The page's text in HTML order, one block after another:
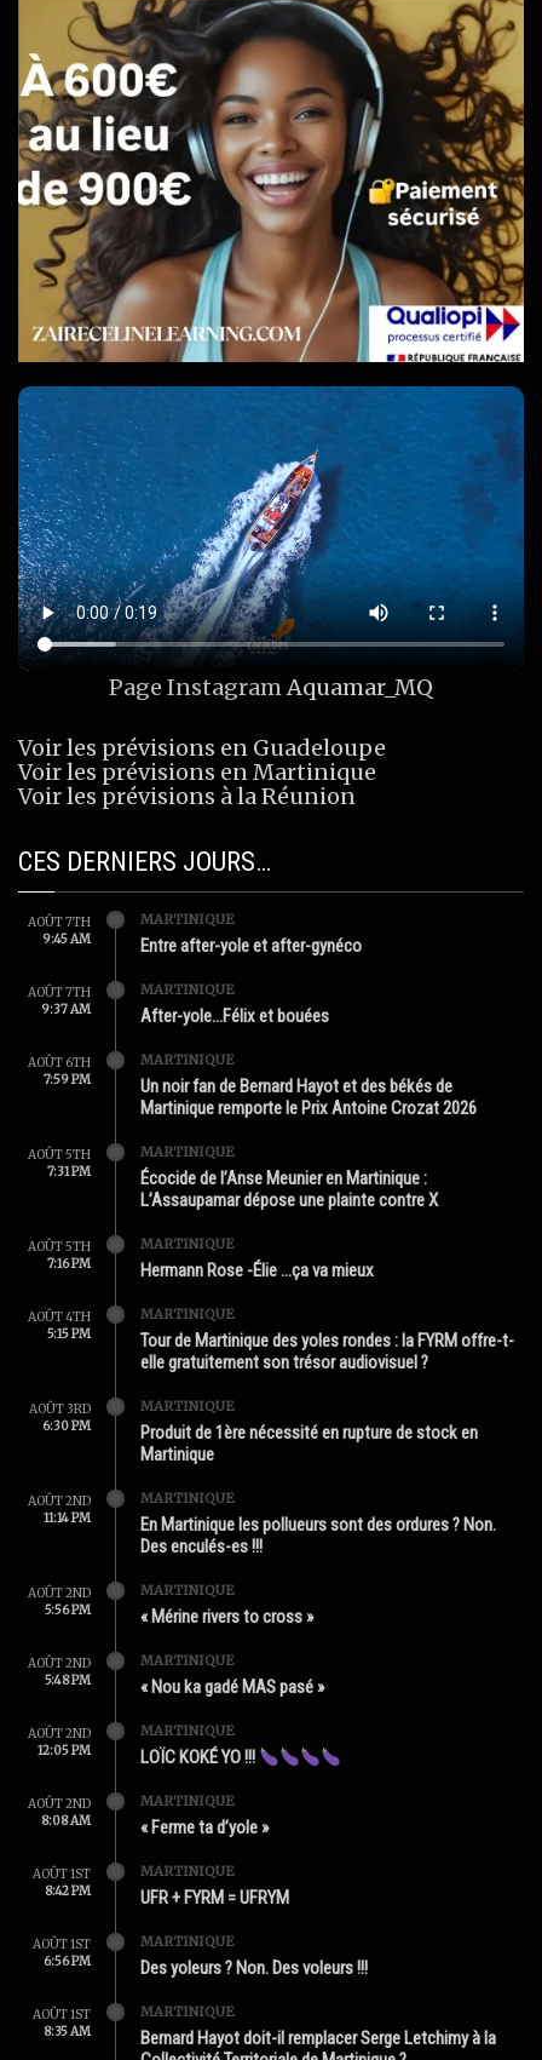
Page InstagramAquamar_MQ
Voir les prévisions en Guadeloupe
Voir les prévisions en Martinique
Voir les prévisions à la Réunion
CES DERNIERS JOURS…
AOÛT 7TH
9:45 AM
MARTINIQUE
Entre after-yole et after-gynéco
AOÛT 7TH
9:37 AM
MARTINIQUE
After-yole…Félix et bouées
AOÛT 6TH
7:59 PM
MARTINIQUE
Un noir fan de Bernard Hayot et des békés de
Martinique remporte le Prix Antoine Crozat 2026
AOÛT 5TH
7:31 PM
MARTINIQUE
Écocide de l’Anse Meunier en Martinique :
L’Assaupamar dépose une plainte contre X
AOÛT 5TH
7:16 PM
MARTINIQUE
Hermann Rose -Élie …ça va mieux
AOÛT 4TH
5:15 PM
MARTINIQUE
Tour de Martinique des yoles rondes : la FYRM offre-t-
elle gratuitement son trésor audiovisuel ?
AOÛT 3RD
6:30 PM
MARTINIQUE
Produit de 1ère nécessité en rupture de stock en
Martinique
AOÛT 2ND
11:14 PM
MARTINIQUE
En Martinique les pollueurs sont des ordures ? Non.
Des enculés-es !!!
AOÛT 2ND
5:56 PM
MARTINIQUE
« Mérine rivers to cross »
AOÛT 2ND
5:48 PM
MARTINIQUE
« Nou ka gadé MAS pasé »
AOÛT 2ND
12:05 PM
MARTINIQUE
LOÏC KOKÉ YO !!!
AOÛT 2ND
8:08 AM
MARTINIQUE
« Ferme ta d’yole »
AOÛT 1ST
8:42 PM
MARTINIQUE
UFR + FYRM = UFRYM
AOÛT 1ST
6:56 PM
MARTINIQUE
Des yoleurs ? Non. Des voleurs !!!
AOÛT 1ST
8:35 AM
MARTINIQUE
Bernard Hayot doit-il remplacer Serge Letchimy à la